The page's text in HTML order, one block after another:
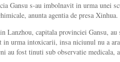
Gansu s-au imbolnavit in urma unei
anunta agentia de presa Xinhua.
Lanzhou, capitala provinciei Gansu, au
in urma intoxicarii, insa niciunul nu a
au fost tinuti sub observatie medicala,